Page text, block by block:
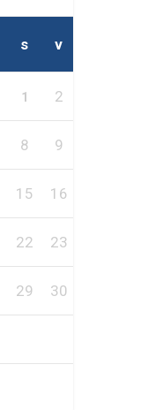
s v
1 2
8 9
15 16
22 23
29 30